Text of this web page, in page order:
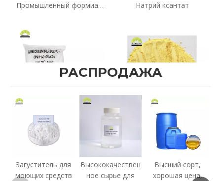
Промышленный формиат
Натрий ксантат
Персульфат аммония Оксид свинца
РАСПРОДАЖА
Загуститель для
моющих средств
Высококачествен
ное сырье для
Высший сорт,
хорошая цена,